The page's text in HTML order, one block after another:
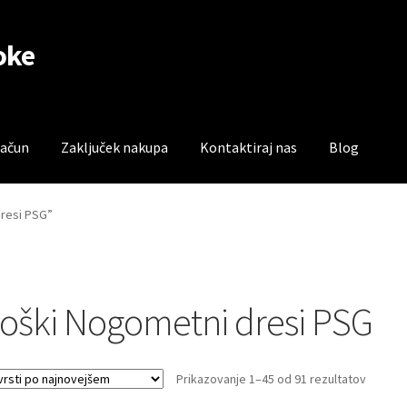
Zaključek nakupa Kontaktiraj nas Blog
Trgovina
PSG”
Nogometni dresi PSG
Prikazovanje 1–45 od 91 rezultatovSorted